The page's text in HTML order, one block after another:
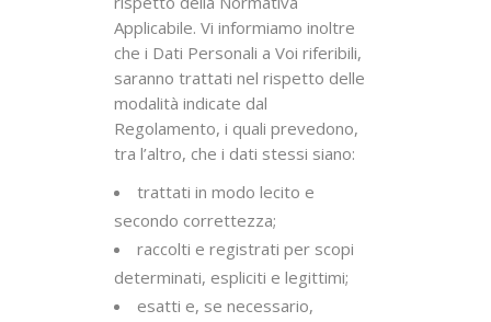
Applicabile. Vi informiamo inoltre
che i Dati Personali a Voi riferibili,
saranno trattati nel rispetto delle
modalità indicate dal
Regolamento, i quali prevedono,
tra l’altro, che i dati stessi siano:
trattati in modo lecito e
secondo correttezza;
raccolti e registrati per scopi
determinati, espliciti e legittimi;
esatti e, se necessario,